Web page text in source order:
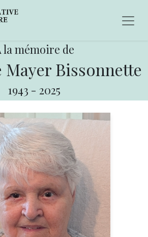
la mémoire de
Mayer Bissonnette
1943 - 2025